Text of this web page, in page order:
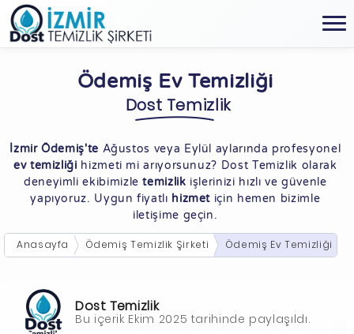
Ödemiş Ev Temizliği
Dost Temizlik
İzmir Ödemiş'te Ağustos veya Eylül aylarında profesyonel
ev temizliği hizmeti mi arıyorsunuz? Dost Temizlik olarak
deneyimli ekibimizletemizlik işlerinizi hızlı ve güvenle
yapıyoruz. Uygun fiyatlı hizmet için hemen bizimle
iletişime geçin.
Anasayfa Ödemiş Temizlik Şirketi Ödemiş Ev Temizliği
Dost Temizlik
Bu içerik Ekim 2025 tarihinde paylaşıldı.